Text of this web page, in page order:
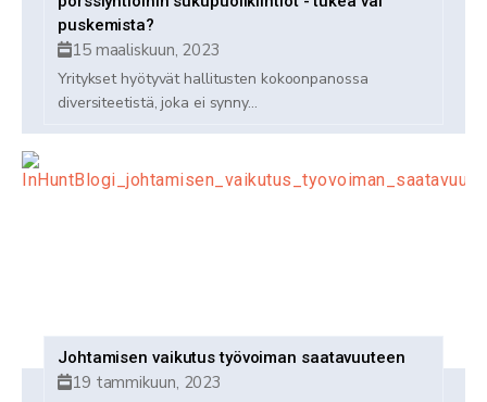
puskemista?
15 maaliskuun, 2023
Yritykset hyötyvät hallitusten kokoonpanossa
diversiteetistä, joka ei synny...
Johtamisen vaikutus työvoiman saatavuuteen
19 tammikuun, 2023